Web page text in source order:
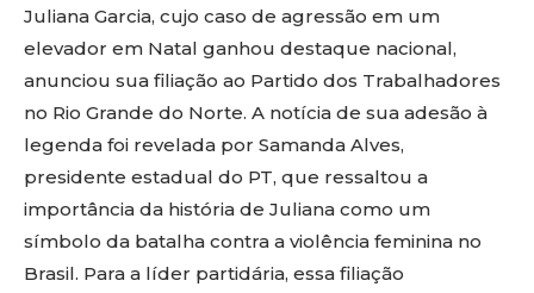
Juliana Garcia, cujo caso de agressão em um
elevador em Natal ganhou destaque nacional,
anunciou sua filiação ao Partido dos Trabalhadores
no Rio Grande do Norte. A notícia de sua adesão à
legenda foi revelada por Samanda Alves,
presidente estadual do PT, que ressaltou a
importância da história de Juliana como um
símbolo da batalha contra a violência feminina no
Brasil. Para a líder partidária, essa filiação